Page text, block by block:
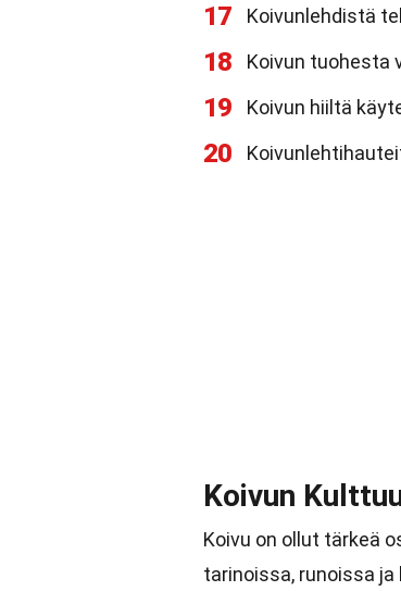
17 Koivunlehdistä
18 Koivun tuohesta
19 Koivun hiiltä
20
Koivun
Koivu on ollut tärkeä
tarinoissa, runoissa ja